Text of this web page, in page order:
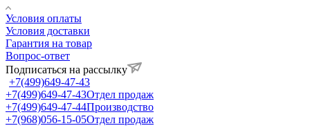
Условия оплаты
Условия доставки
Гарантия на товар
Вопрос-ответ
Подписаться на рассылку
+7(499)649-47-43
+7(499)649-47-43Отдел продаж
+7(499)649-47-44Производство
+7(968)056-15-05Отдел продаж